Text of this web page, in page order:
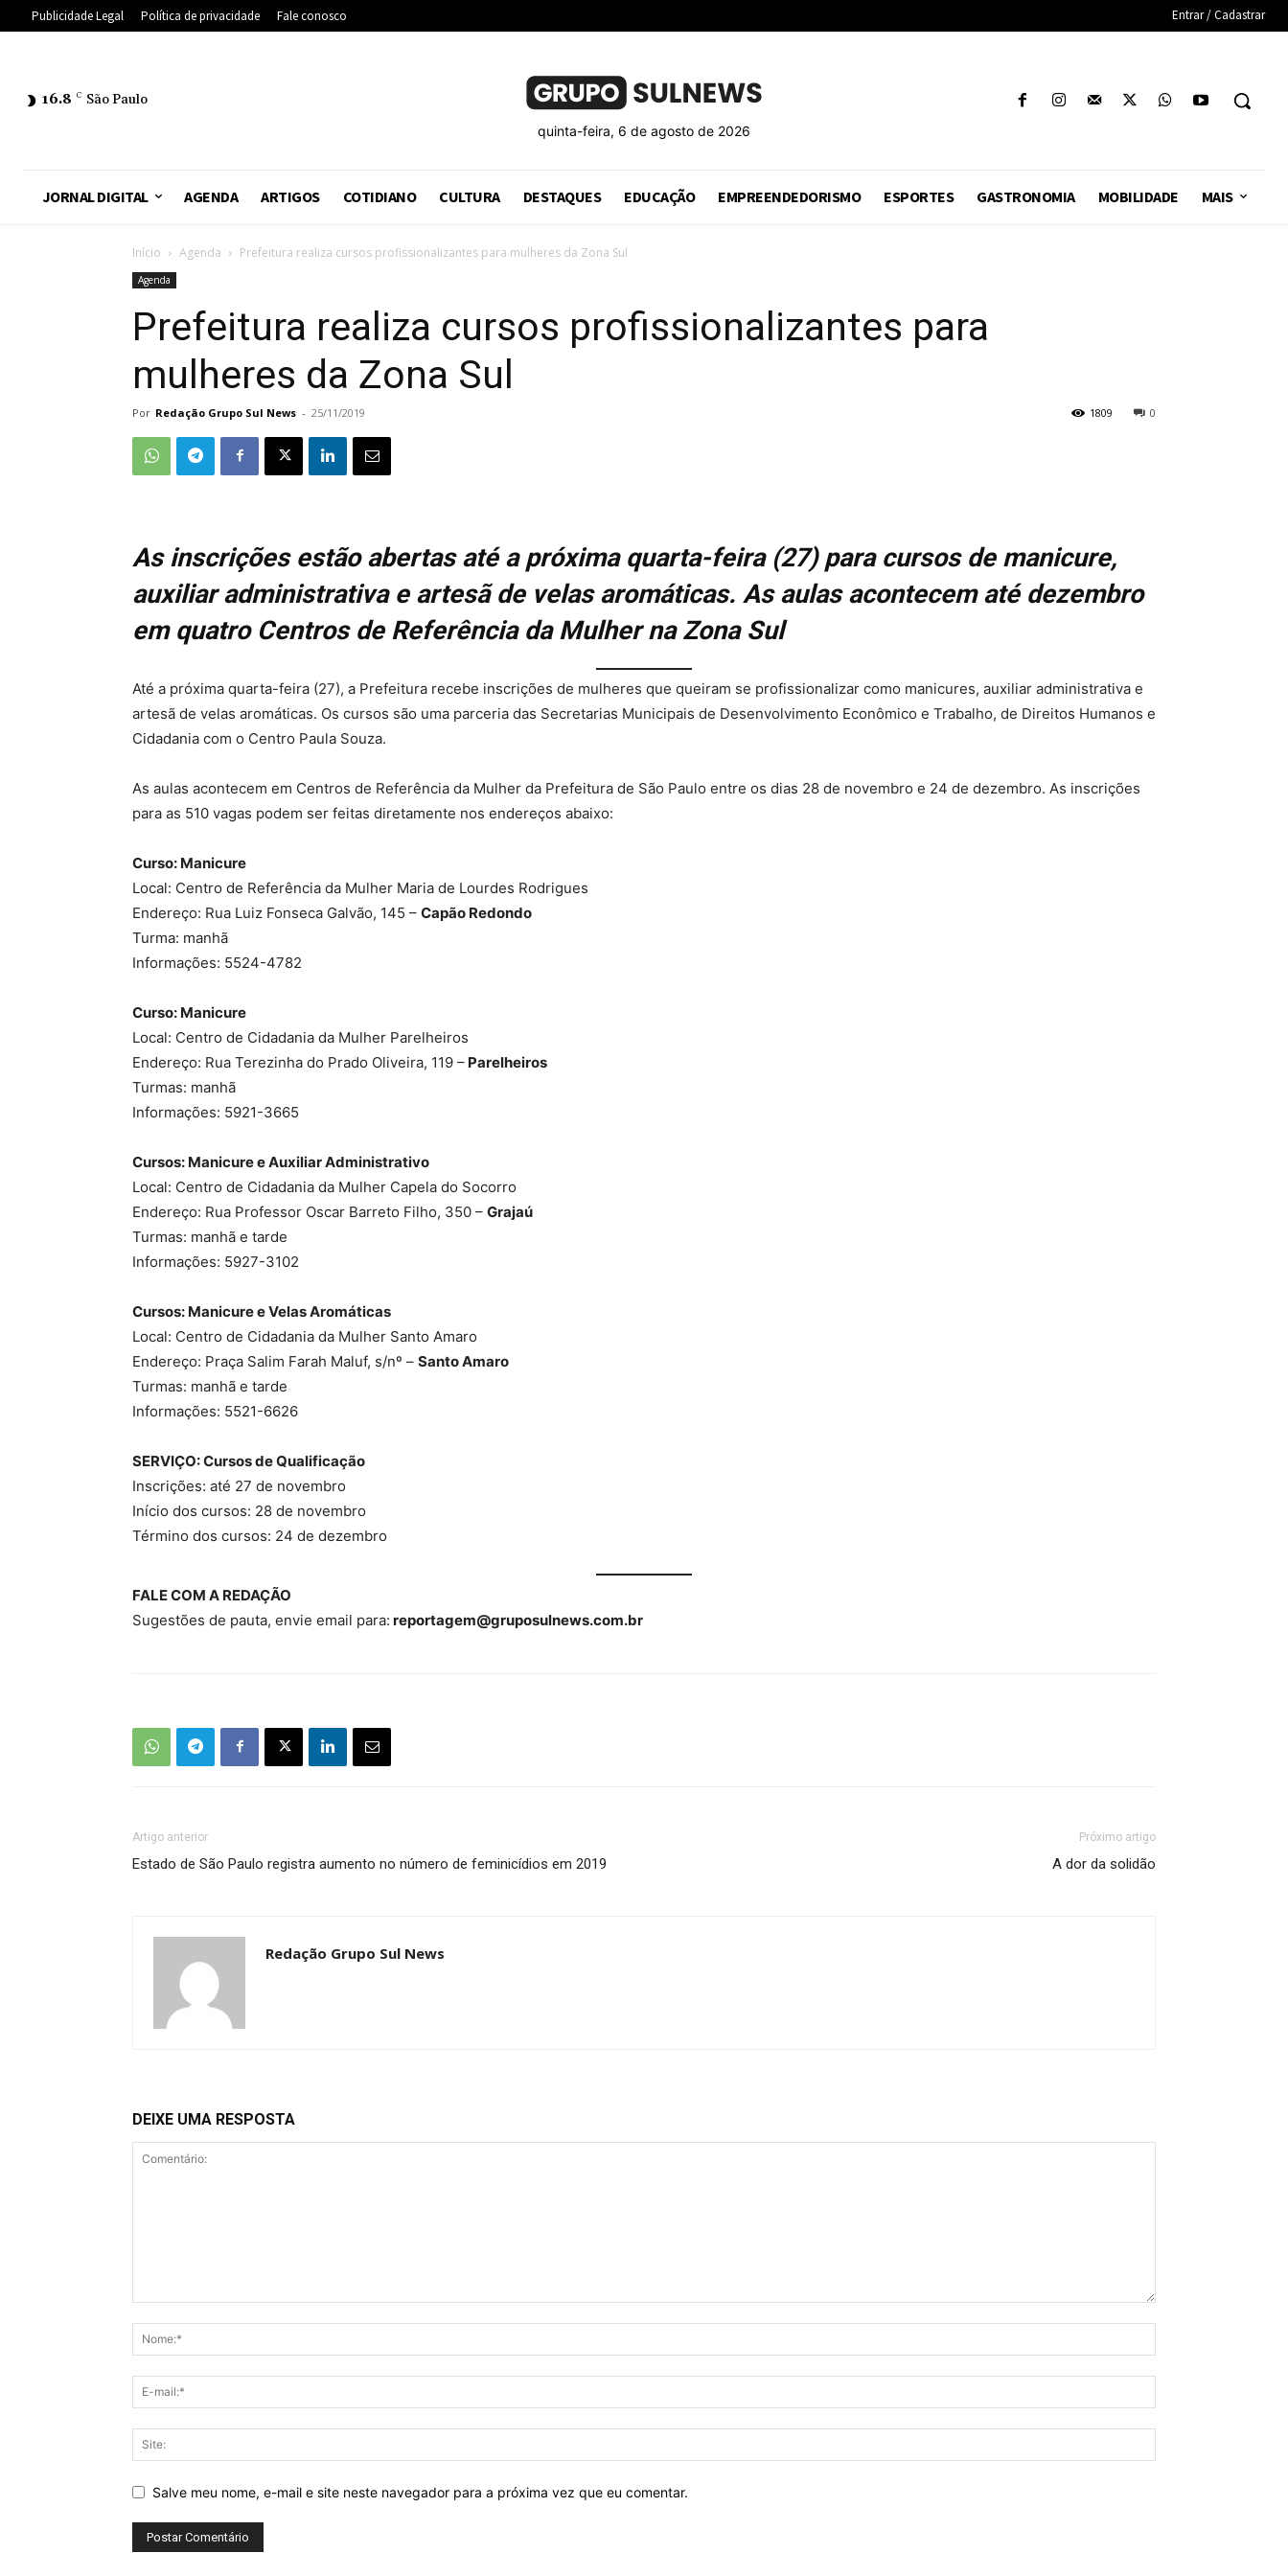
Publicidade Legal Política de privacidade Fale conosco Entrar / Cadastrar
16.8 C São Paulo
quinta-feira, 6 de agosto de 2026
JORNAL DIGITAL AGENDA ARTIGOS COTIDIANO CULTURA DESTAQUES EDUCAÇÃO EMPREENDEDORISMO ESPORTES GASTRONOMIA MOBILIDADE MAIS
Início Agenda Prefeitura realiza cursos profissionalizantes para mulheres da Zona Sul
Agenda
Prefeitura realiza cursos profissionalizantes para
mulheres da Zona Sul
Por Redação Grupo Sul News - 25/11/2019 0
1809
As inscrições estão abertas até a próxima quarta-feira (27) para cursos de manicure,
auxiliar administrativa e artesã de velas aromáticas. As aulas acontecem até dezembro
em quatro Centros de Referência da Mulher na Zona Sul
Até a próxima quarta-feira (27), a Prefeitura recebe inscrições de mulheres que queiram se profissionalizar como manicures, auxiliar administrativa e
artesã de velas aromáticas. Os cursos são uma parceria das Secretarias Municipais de Desenvolvimento Econômico e Trabalho, de Direitos Humanos e
Cidadania com o Centro Paula Souza.
As aulas acontecem em Centros de Referência da Mulher da Prefeitura de São Paulo entre os dias 28 de novembro e 24 de dezembro. As inscrições
para as 510 vagas podem ser feitas diretamente nos endereços abaixo:
Curso: Manicure
Local: Centro de Referência da Mulher Maria de Lourdes Rodrigues
Endereço: Rua Luiz Fonseca Galvão, 145 – Capão Redondo
Turma: manhã
Informações: 5524-4782
Curso: Manicure
Local: Centro de Cidadania da Mulher Parelheiros
Endereço: Rua Terezinha do Prado Oliveira, 119 – Parelheiros
Turmas: manhã
Informações: 5921-3665
Cursos: Manicure e Auxiliar Administrativo
Local: Centro de Cidadania da Mulher Capela do Socorro
Endereço: Rua Professor Oscar Barreto Filho, 350 – Grajaú
Turmas: manhã e tarde
Informações: 5927-3102
Cursos: Manicure e Velas Aromáticas
Local: Centro de Cidadania da Mulher Santo Amaro
Endereço: Praça Salim Farah Maluf, s/nº – Santo Amaro
Turmas: manhã e tarde
Informações: 5521-6626
SERVIÇO: Cursos de Qualificação
Inscrições: até 27 de novembro
Início dos cursos: 28 de novembro
Término dos cursos: 24 de dezembro
FALE COM A REDAÇÃO
Sugestões de pauta, envie email para: reportagem@gruposulnews.com.br
Artigo anterior
Estado de São Paulo registra aumento no número de feminicídios em 2019
Próximo artigo
A dor da solidão
Redação Grupo Sul News
DEIXE UMA RESPOSTA
Salve meu nome, e-mail e site neste navegador para a próxima vez que eu comentar.